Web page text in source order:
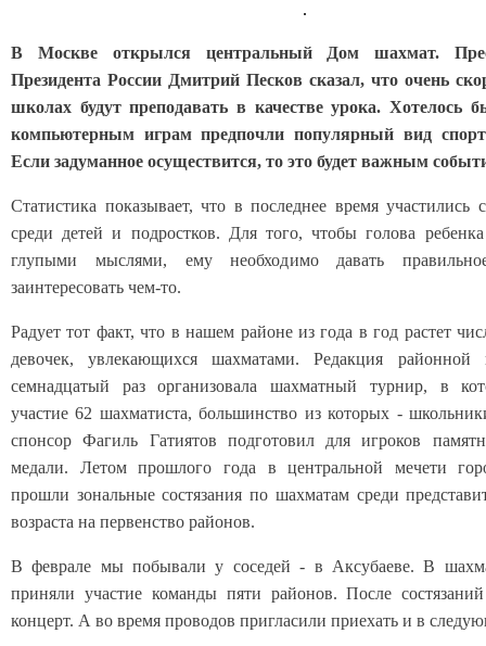
В Москве открылся центральный Дом шахмат.
Президента России Дмитрий Песков сказал, что очень
школах будут преподавать в качестве урока. Хотелось
компьютерным играм предпочли популярный вид
Если задуманное осуществится, то это будет важным
Статистика показывает, что в последнее время участились
среди детей и подростков. Для того, чтобы голова ребенка
глупыми мыслями, ему необходимо давать
заинтересовать чем-то.
Радует тот факт, что в нашем районе из года в год растет
девочек, увлекающихся шахматами. Редакция
семнадцатый раз организовала шахматный турнир, в
участие 62 шахматиста, большинство из которых -
спонсор Фагиль Гатиятов подготовил для игроков
медали. Летом прошлого года в центральной мечети
прошли зональные состязания по шахматам среди
возраста на первенство районов.
В феврале мы побывали у соседей - в Аксубаеве. В
приняли участие команды пяти районов. После
концерт. А во время проводов пригласили приехать и в